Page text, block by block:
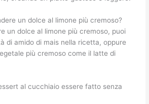
un dolce al limone più cremoso?
un dolce al limone più cremoso, puoi
di amido di mais nella ricetta, oppure
più cremoso come il latte di
al cucchiaio essere fatto senza